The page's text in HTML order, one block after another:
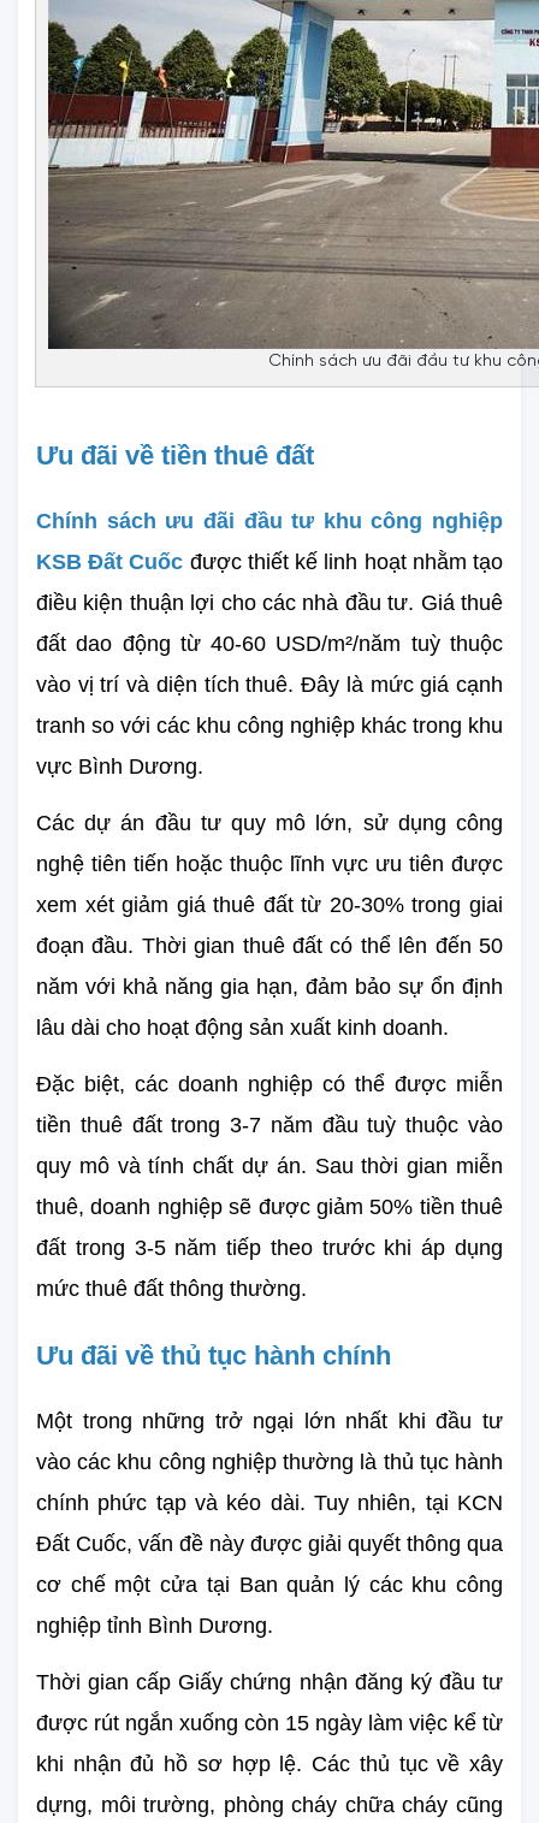
Chính sách ưu đãi đầu tư khu
Ưu đãi về tiền thuê đất
Chính sách ưu đãi đầu tư khu công nghiệp
KSB Đất Cuốc được thiết kế linh hoạt nhằm tạo
điều kiện thuận lợi cho các nhà đầu tư. Giá thuê
đất dao động từ 40-60 USD/m²/năm tuỳ thuộc
vào vị trí và diện tích thuê. Đây là mức giá cạnh
tranh so với các khu công nghiệp khác trong khu
vực Bình Dương.
Các dự án đầu tư quy mô lớn, sử dụng công
nghệ tiên tiến hoặc thuộc lĩnh vực ưu tiên được
xem xét giảm giá thuê đất từ 20-30% trong giai
đoạn đầu. Thời gian thuê đất có thể lên đến 50
năm với khả năng gia hạn, đảm bảo sự ổn định
lâu dài cho hoạt động sản xuất kinh doanh.
Đặc biệt, các doanh nghiệp có thể được miễn
tiền thuê đất trong 3-7 năm đầu tuỳ thuộc vào
quy mô và tính chất dự án. Sau thời gian miễn
thuê, doanh nghiệp sẽ được giảm 50% tiền thuê
đất trong 3-5 năm tiếp theo trước khi áp dụng
mức thuê đất thông thường.
Ưu đãi về thủ tục hành chính
Một trong những trở ngại lớn nhất khi đầu tư
vào các khu công nghiệp thường là thủ tục hành
chính phức tạp và kéo dài. Tuy nhiên, tại KCN
Đất Cuốc, vấn đề này được giải quyết thông qua
cơ chế một cửa tại Ban quản lý các khu công
nghiệp tỉnh Bình Dương.
Thời gian cấp Giấy chứng nhận đăng ký đầu tư
được rút ngắn xuống còn 15 ngày làm việc kể từ
khi nhận đủ hồ sơ hợp lệ. Các thủ tục về xây
dựng, môi trường, phòng cháy chữa cháy cũng